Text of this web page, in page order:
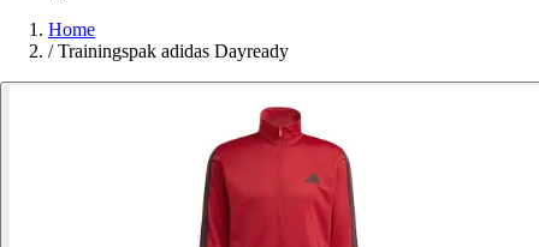
Home
/ Trainingspak adidas Dayready